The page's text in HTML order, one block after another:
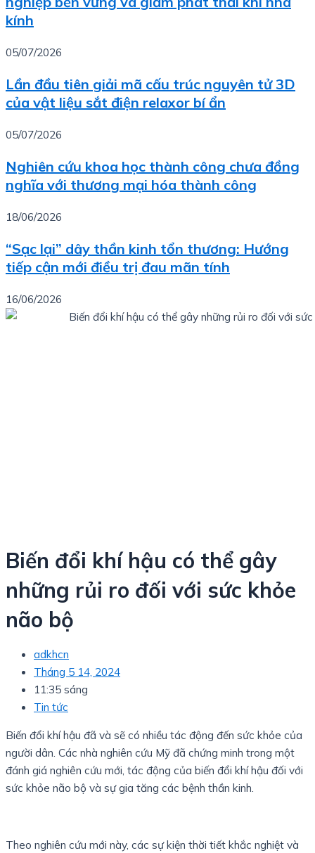
kính
05/07/2026
Lần đầu tiên giải mã cấu trúc nguyên tử 3D
của vật liệu sắt điện relaxor bí ẩn
05/07/2026
Nghiên cứu khoa học thành công chưa đồng
nghĩa với thương mại hóa thành công
18/06/2026
“Sạc lại” dây thần kinh tổn thương: Hướng
tiếp cận mới điều trị đau mãn tính
16/06/2026
Biến đổi khí hậu có thể gây
những rủi ro đối với sức khỏe
não bộ
adkhcn
Tháng 5 14, 2024
11:35 sáng
Tin tức
Biến đổi khí hậu đã và sẽ có nhiều tác động đến sức khỏe của
người dân. Các nhà nghiên cứu Mỹ đã chứng minh trong một
đánh giá nghiên cứu mới, tác động của biến đổi khí hậu đối với
sức khỏe não bộ và sự gia tăng các bệnh thần kinh.
Theo nghiên cứu mới này, các sự kiện thời tiết khắc nghiệt và